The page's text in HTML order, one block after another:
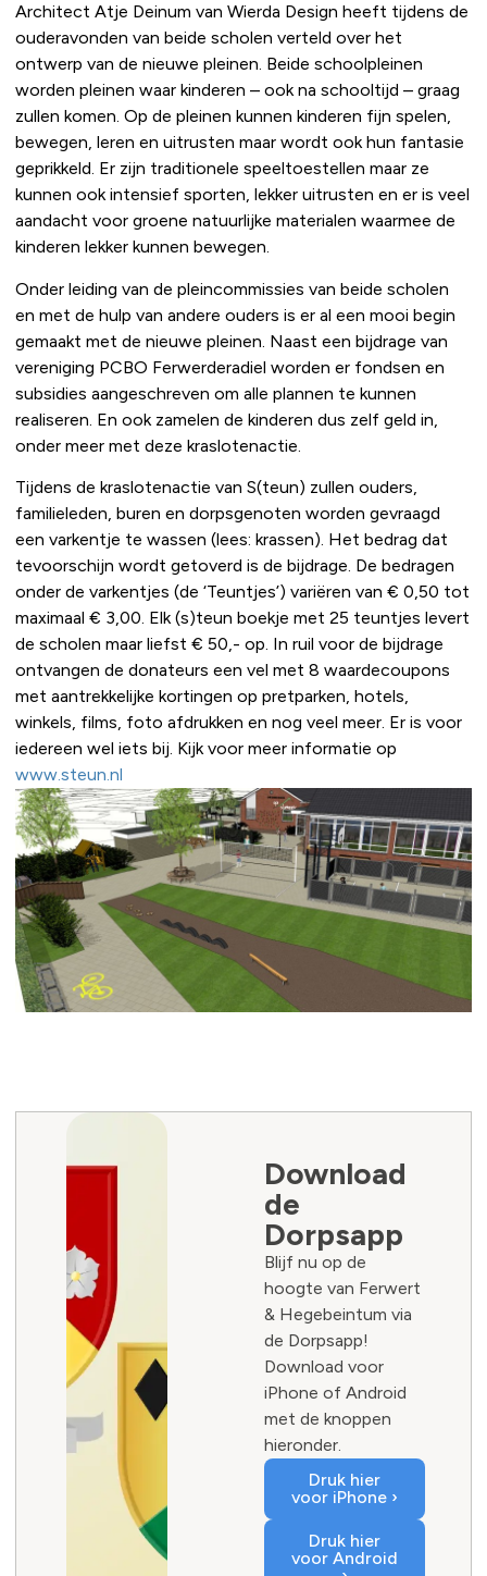
Architect Atje Deinum van Wierda Design heeft tijdens de
ouderavonden van beide scholen verteld over het
ontwerp van de nieuwe pleinen. Beide schoolpleinen
worden pleinen waar kinderen – ook na schooltijd – graag
zullen komen. Op de pleinen kunnen kinderen fijn spelen,
bewegen, leren en uitrusten maar wordt ook hun fantasie
geprikkeld. Er zijn traditionele speeltoestellen maar ze
kunnen ook intensief sporten, lekker uitrusten en er is veel
aandacht voor groene natuurlijke materialen waarmee de
kinderen lekker kunnen bewegen.
Onder leiding van de pleincommissies van beide scholen
en met de hulp van andere ouders is er al een mooi begin
gemaakt met de nieuwe pleinen. Naast een bijdrage van
vereniging PCBO Ferwerderadiel worden er fondsen en
subsidies aangeschreven om alle plannen te kunnen
realiseren. En ook zamelen de kinderen dus zelf geld in,
onder meer met deze kraslotenactie.
Tijdens de kraslotenactie van S(teun) zullen ouders,
familieleden, buren en dorpsgenoten worden gevraagd
een varkentje te wassen (lees: krassen). Het bedrag dat
tevoorschijn wordt getoverd is de bijdrage. De bedragen
onder de varkentjes (de ‘Teuntjes’) variëren van € 0,50 tot
maximaal € 3,00. Elk (s)teun boekje met 25 teuntjes levert
de scholen maar liefst € 50,- op. In ruil voor de bijdrage
ontvangen de donateurs een vel met 8 waardecoupons
met aantrekkelijke kortingen op pretparken, hotels,
winkels, films, foto afdrukken en nog veel meer. Er is voor
iedereen wel iets bij. Kijk voor meer informatie op
www.steun.nl
Download
de
Dorpsapp
Blijf nu op de
hoogte van Ferwert
& Hegebeintum via
de Dorpsapp!
Download voor
iPhone of Android
met de knoppen
hieronder.
Druk hier
voor iPhone ›
Druk hier
voor Android